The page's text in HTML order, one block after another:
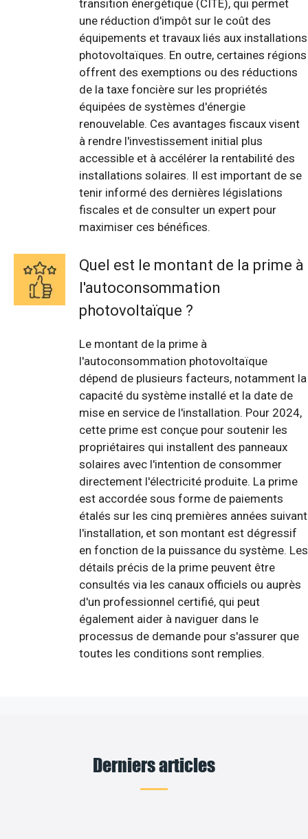
transition énergétique (CITE), qui permet
une réduction d'impôt sur le coût des
équipements et travaux liés aux installations
photovoltaïques. En outre, certaines régions
offrent des exemptions ou des réductions
de la taxe foncière sur les propriétés
équipées de systèmes d'énergie
renouvelable. Ces avantages fiscaux visent
à rendre l'investissement initial plus
accessible et à accélérer la rentabilité des
installations solaires. Il est important de se
tenir informé des dernières législations
fiscales et de consulter un expert pour
maximiser ces bénéfices.
Quel est le montant de la prime à
l'autoconsommation
photovoltaïque ?
Le montant de la prime à
l'autoconsommation photovoltaïque
dépend de plusieurs facteurs, notamment la
capacité du système installé et la date de
mise en service de l'installation. Pour 2024,
cette prime est conçue pour soutenir les
propriétaires qui installent des panneaux
solaires avec l'intention de consommer
directement l'électricité produite. La prime
est accordée sous forme de paiements
étalés sur les cinq premières années suivant
l'installation, et son montant est dégressif
en fonction de la puissance du système. Les
détails précis de la prime peuvent être
consultés via les canaux officiels ou auprès
d'un professionnel certifié, qui peut
également aider à naviguer dans le
processus de demande pour s'assurer que
toutes les conditions sont remplies.
Derniers articles